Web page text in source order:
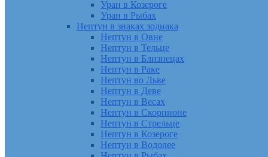
Уран в Козероге
Уран в Рыбах
Нептун в знаках зодиака
Нептун в Овне
Нептун в Тельце
Нептун в Близнецах
Нептун в Раке
Нептун во Льве
Нептун в Деве
Нептун в Весах
Нептун в Скорпионе
Нептун в Стрельце
Нептун в Козероге
Нептун в Водолее